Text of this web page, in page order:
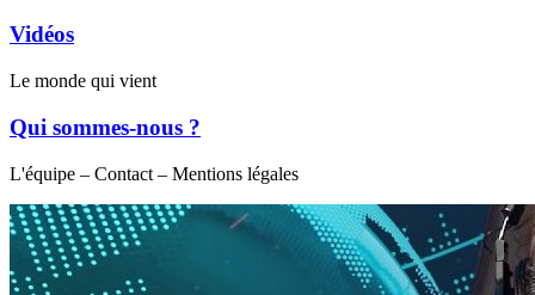
Vidéos
Le monde qui vient
Qui sommes-nous ?
L'équipe – Contact – Mentions légales